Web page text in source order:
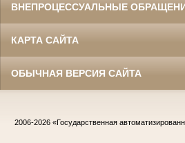
ВНЕПРОЦЕССУАЛЬНЫЕ
КАРТА САЙТА
ОБЫЧНАЯ ВЕРСИЯ САЙТА
2006-2026 «Государственная